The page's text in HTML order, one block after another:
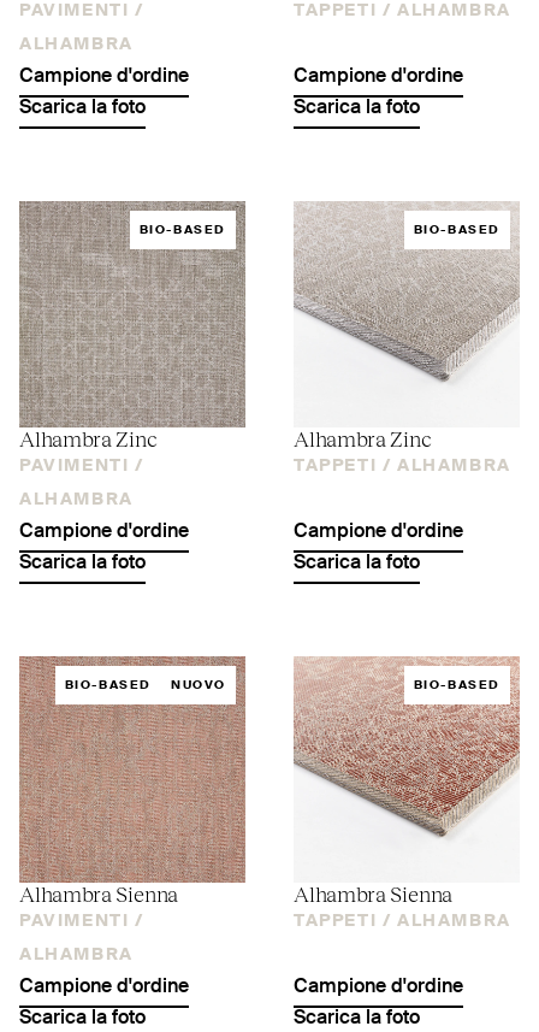
PAVIMENTI /
ALHAMBRA
Campione d'ordine
Scarica la foto
TAPPETI / ALHAMBRA
Campione d'ordine
Scarica la foto
BIO-BASED
Alhambra Zinc
PAVIMENTI /
ALHAMBRA
Campione d'ordine
Scarica la foto
BIO-BASED
Alhambra Zinc
TAPPETI / ALHAMBRA
Campione d'ordine
Scarica la foto
BIO-BASED NUOVO
Alhambra Sienna
PAVIMENTI /
ALHAMBRA
Campione d'ordine
Scarica la foto
BIO-BASED
Alhambra Sienna
TAPPETI / ALHAMBRA
Campione d'ordine
Scarica la foto